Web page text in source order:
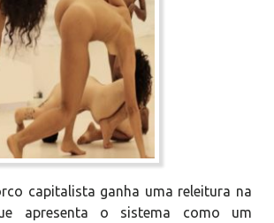
capitalista ganha uma releitura na
apresenta o sistema como um